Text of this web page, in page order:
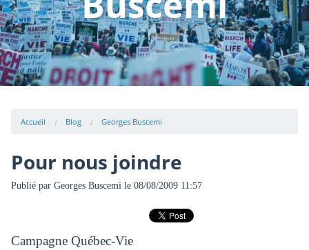
Accueil Blog Georges Buscemi
Pour nous joindre
Publié par Georges Buscemile 08/08/2009 11:57
Campagne Québec-Vie